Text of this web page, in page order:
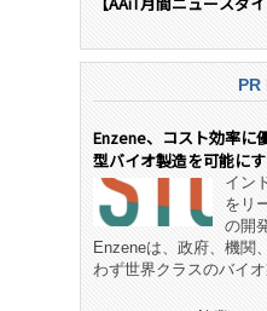
PR
Enzene、コスト効率に
型バイオ製造を可能に
ト「NeX™」 をリリース
イン
をリ
の開
Enzeneは、政府、機関
わず世界クラスのバイ